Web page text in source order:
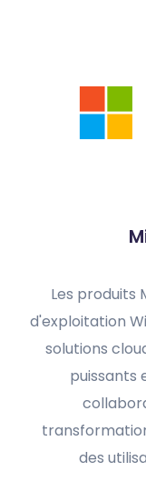
Les produits
d'exploitation
solutions
puissants
des